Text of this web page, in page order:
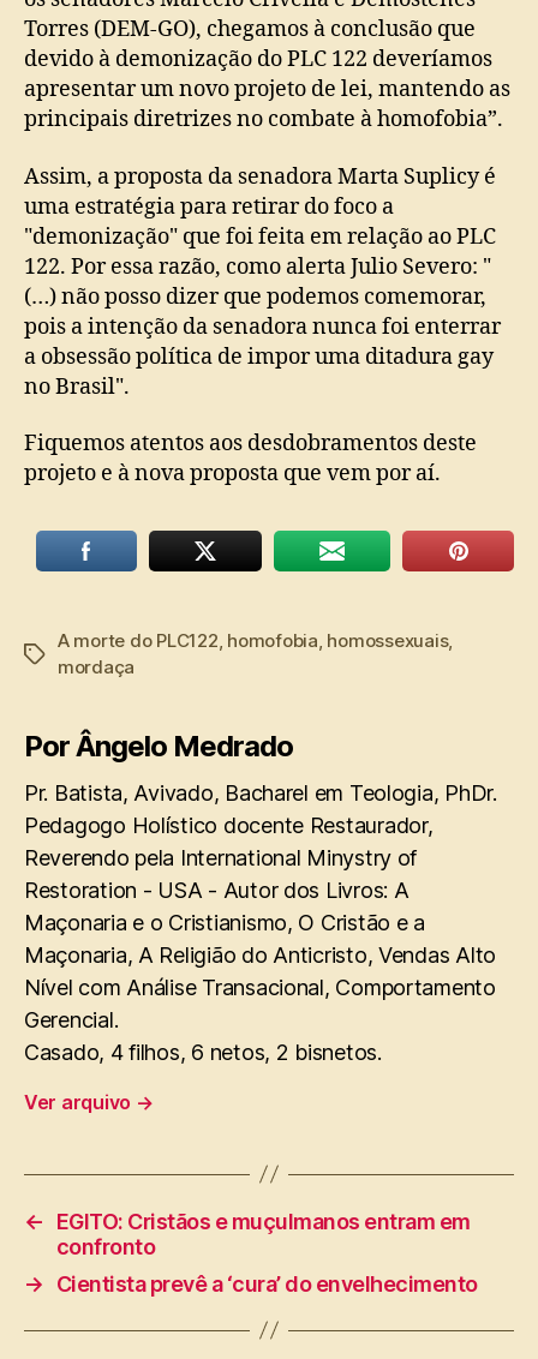
Torres (DEM-GO), chegamos à conclusão que
devido à demonização do PLC 122 deveríamos
apresentar um novo projeto de lei, mantendo as
principais diretrizes no combate à homofobia”.
Assim, a proposta da senadora Marta Suplicy é
uma estratégia para retirar do foco a
"demonização" que foi feita em relação ao PLC
122. Por essa razão, como alerta Julio Severo: "
(…) não posso dizer que podemos comemorar,
pois a intenção da senadora nunca foi enterrar
a obsessão política de impor uma ditadura gay
no Brasil".
Fiquemos atentos aos desdobramentos deste
projeto e à nova proposta que vem por aí.
Tags
A morte do PLC122 homofobia homossexuais,
mordaça
Por Ângelo Medrado
Pr. Batista, Avivado, Bacharel em Teologia, PhDr.
Pedagogo Holístico docente Restaurador,
Reverendo pela International Minystry of
Restoration - USA - Autor dos Livros: A
Maçonaria e o Cristianismo, O Cristão e a
Maçonaria, A Religião do Anticristo, Vendas Alto
Nível com Análise Transacional, Comportamento
Gerencial.
Casado, 4 filhos, 6 netos, 2 bisnetos.
Ver arquivo →
←
EGITO: Cristãos e muçulmanos entram em
confronto
→
Cientista prevê a ‘cura’ do envelhecimento